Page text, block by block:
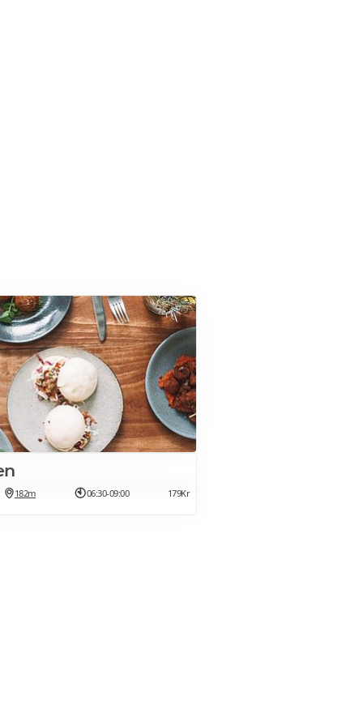
182m 06:30-09:00 179Kr